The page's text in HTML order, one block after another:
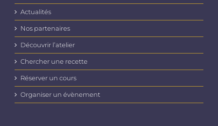
Actualités
Nos partenaires
Découvrir l’atelier
Chercher une recette
Réserver un cours
Organiser un évènement